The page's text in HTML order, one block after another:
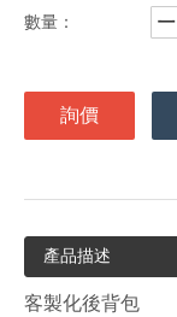
數量：
詢價
產品描述
客製化後背包